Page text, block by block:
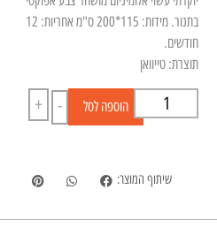
בתנור. מידות: 115*200 ס"מ אחריות: 12
חודשים.
תוצרת: טייוואן
-
+ הוספה לסל
שיתוף המוצר: